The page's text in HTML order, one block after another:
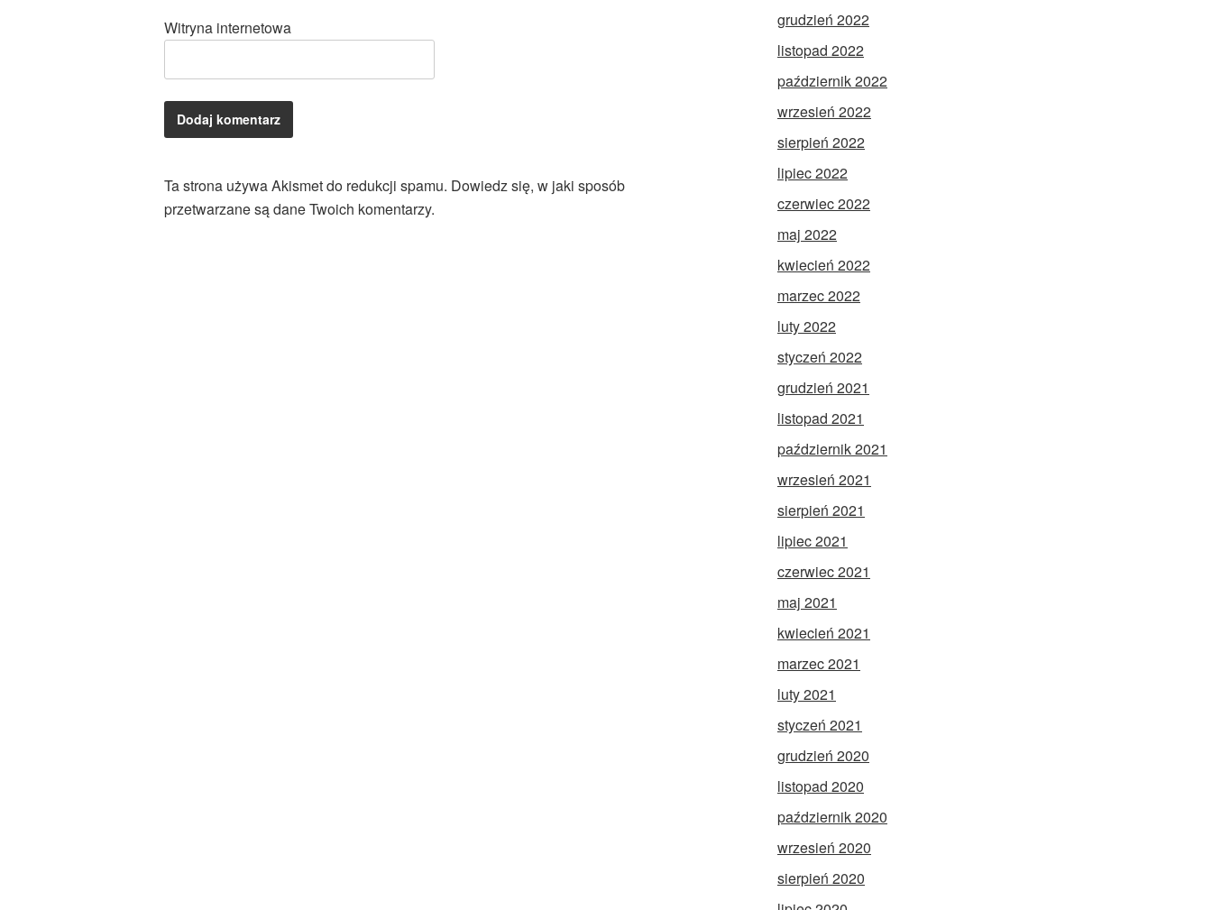
Witryna internetowa
Ta strona używa Akismet do redukcji spamu. Dowiedz się, w jaki sposób
przetwarzane są dane Twoich komentarzy.
grudzień 2022
listopad 2022
październik 2022
wrzesień 2022
sierpień 2022
lipiec 2022
czerwiec 2022
maj 2022
kwiecień 2022
marzec 2022
luty 2022
styczeń 2022
grudzień 2021
listopad 2021
październik 2021
wrzesień 2021
sierpień 2021
lipiec 2021
czerwiec 2021
maj 2021
kwiecień 2021
marzec 2021
luty 2021
styczeń 2021
grudzień 2020
listopad 2020
październik 2020
wrzesień 2020
sierpień 2020